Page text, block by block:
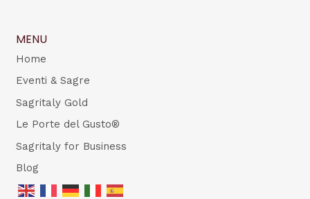
MENU
Home
Eventi & Sagre
Sagritaly Gold
Le Porte del Gusto®
Sagritaly for Business
Blog